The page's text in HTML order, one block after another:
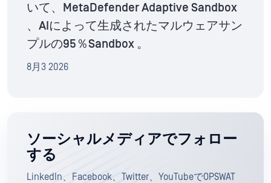
いて、MetaDefender Adaptive Sandbox
、AIによって生成されたマルウェアサン
プルの95％Sandbox 。
8月3 2026
ソーシャルメディアでフォロー
する
LinkedIn、Facebook、Twitter、YouTubeでOPSWAT